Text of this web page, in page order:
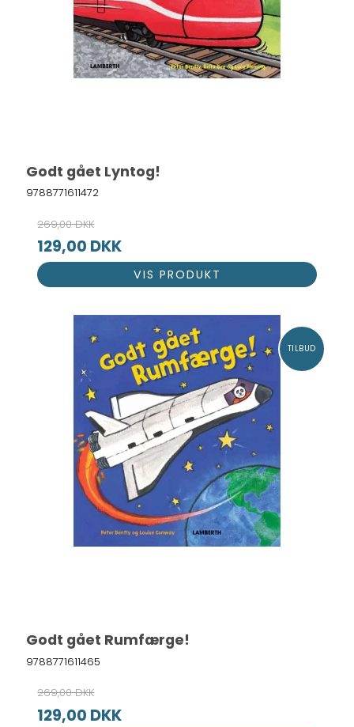
Godt gået Lyntog!
9788771611472
269,00 DKK
129,00 DKK
VIS PRODUKT
TILBUD
Godt gået Rumfærge!
9788771611465
269,00 DKK
129,00 DKK